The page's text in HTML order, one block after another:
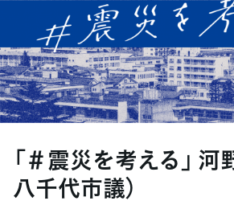
「＃震災を考える」 河
八千代市議）